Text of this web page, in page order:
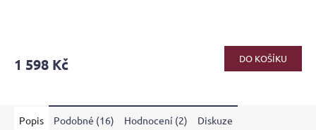
1 598 Kč DO KOŠÍKU
Popis Podobné (16) Hodnocení (2) Diskuze